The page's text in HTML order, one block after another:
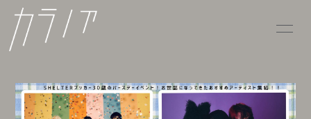
SCHEDULE PROFILE